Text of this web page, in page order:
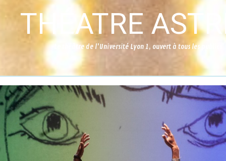
THÉATRE
Le théâtre de l'Université Lyon 1, ouvert à tous les publics